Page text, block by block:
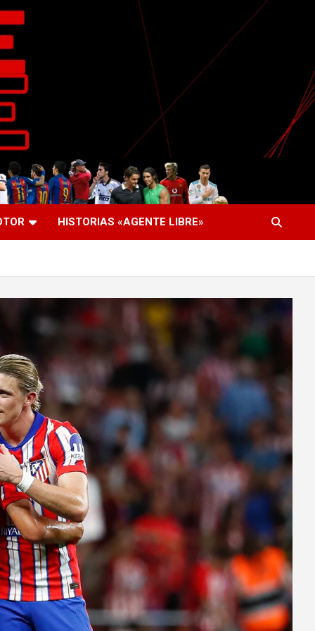
HISTORIAS «AGENTE LIBRE»